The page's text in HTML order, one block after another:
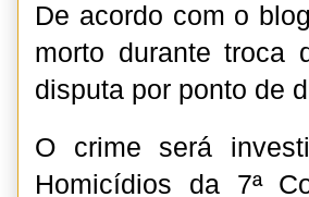
De acordo com o
morto durante troca
disputa por ponto de
O crime será
Homicídios da 7ª